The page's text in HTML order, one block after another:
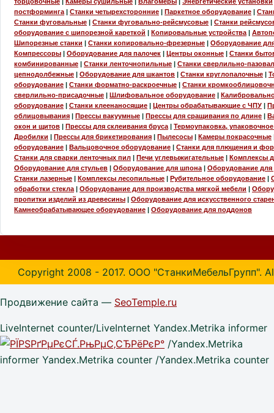
постформинга | Станки четырехсторонние | Паркетное оборудование |
Станки фуговальные | Станки фуговально-рейсмусовые | Станки
оборудование с шипорезной кареткой | Копировальные устройства |
Шипорезные станки | Станки копировально-фрезерные | Оборудование для
Компрессоры | Оборудование для палочек | Центры оконные | Станки
комбинированные | Станки ленточнопильные | Станки сверлильно-
цепнодолбежные | Оборудование для шкантов | Станки круглопалочные |
оборудование | Станки форматно-раскроечные | Станки
сверлильно-присадочные | Шлифовальное оборудование |
оборудование | Станки клеенаносящие | Центры обрабатывающие с ЧПУ |
облицовывания | Прессы вакуумные | Прессы для сращивания по длине |
окон и щитов | Прессы для склеивания бруса | Термоупаковка,
Дробилки | Прессы для брикетирования | Пылесосы | Камеры покрасочные
оборудование | Вальцовочное оборудование | Станки для плющения и
Станки для сварки ленточных пил | Печи углевыжигательные | Комплексы
Оборудование для стульев | Оборудование для шпона | Оборудование для
Станки лазерные | Комплексы лесопильные | Рубительное оборудование |
обработки стекла | Оборудование для производства мягкой мебели |
пропитки изделий из древесины | Оборудование для искусственного
Камнеобрабатывающее оборудование | Оборудование для поддонов
Copyright 2008 - 2017. ООО "СтанкиМебельГрупп".
Продвижение сайта — SeoTemple.ru
LiveInternet counter/LiveInternet Yandex.Metrika informer
/Yandex.Metrika
informer Yandex.Metrika counter /Yandex.Metrika counter